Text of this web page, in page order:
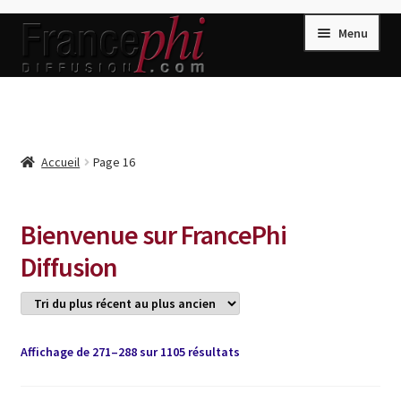
Aller
la
Aller
contenu
Menu
Caisse
Conditions de Vente
Connection
Enregistrement
Livres de Peter Randa
Accueil Page 16
Bienvenue sur FrancePhi
Diffusion
Affichage de 271–288 sur 1105 résultatsTrié